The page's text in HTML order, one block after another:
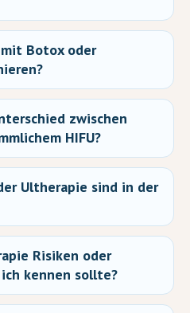
Botox oder
zwischen
HIFU?
Ultherapie sind in der
Risiken oder
kennen sollte?